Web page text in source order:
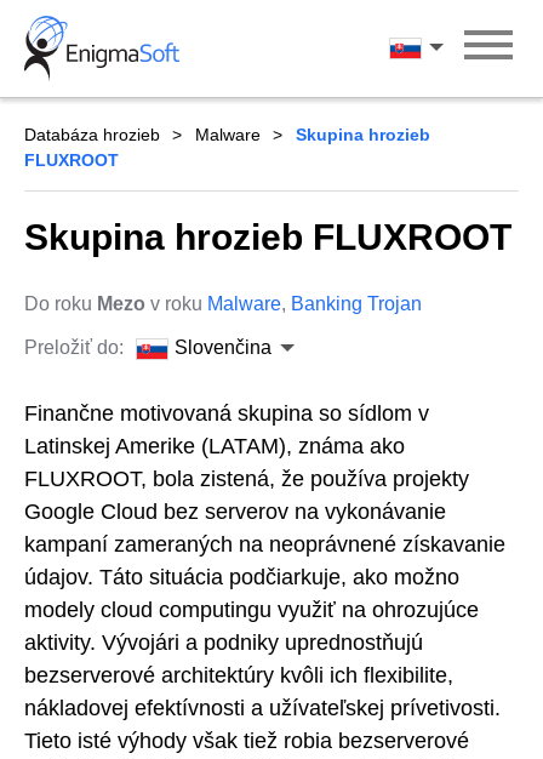
Skip
content
Slovenčina
Databáza hrozieb Malware
Skupina hrozieb
FLUXROOT
Skupina hrozieb FLUXROOT
Do roku Mezo v roku Malware, Banking Trojan
Preložiť do: Slovenčina
Finančne motivovaná skupina so sídlom v
Latinskej Amerike (LATAM), známa ako
FLUXROOT, bola zistená, že používa projekty
Google Cloud bez serverov na vykonávanie
kampaní zameraných na neoprávnené získavanie
údajov. Táto situácia podčiarkuje, ako možno
modely cloud computingu využiť na ohrozujúce
aktivity. Vývojári a podniky uprednostňujú
bezserverové architektúry kvôli ich flexibilite,
nákladovej efektívnosti a užívateľskej prívetivosti.
Tieto isté výhody však tiež robia bezserverové